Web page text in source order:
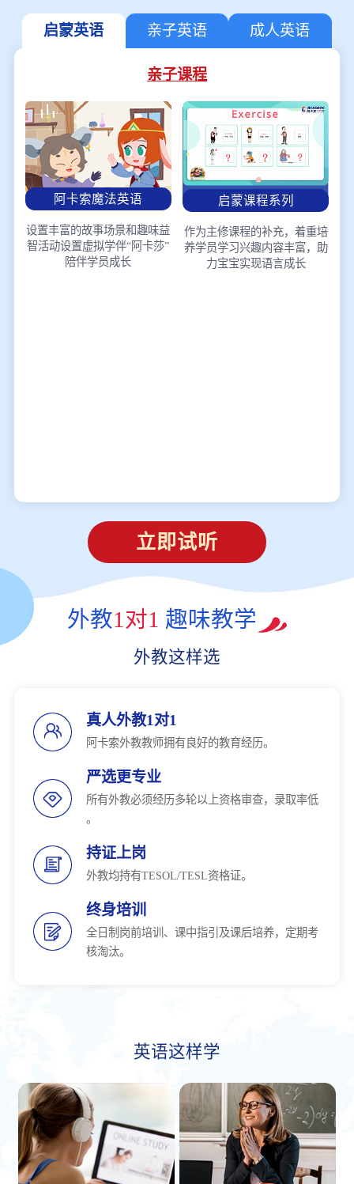
启蒙英语 亲子英语 成人英语
亲子课程
阿卡索魔法英语
设置丰富的故事场景和趣味益
智活动设置虚拟学伴“阿卡莎”
陪伴学员成长
启蒙课程系列
作为主修课程的补充，着重培
养学员学习兴趣内容丰富，助
力宝宝实现语言成长
立即试听
外教1对1 趣味教学
外教这样选
真人外教1对1
阿卡索外教教师拥有良好的教育经历。
严选更专业
所有外教必须经历多轮以上资格审查，录取率低
。
持证上岗
外教均持有TESOL/TESL资格证。
终身培训
全日制岗前培训、课中指引及课后培养，定期考
核淘汰。
英语这样学